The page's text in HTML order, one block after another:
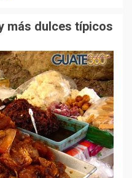
más dulces típicos